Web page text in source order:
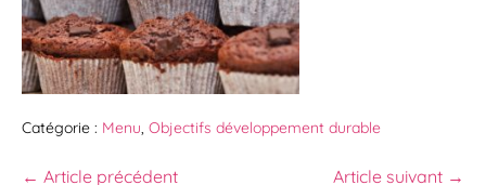
Catégorie : Menu, Objectifs développement durable
← Article précédent Article suivant →